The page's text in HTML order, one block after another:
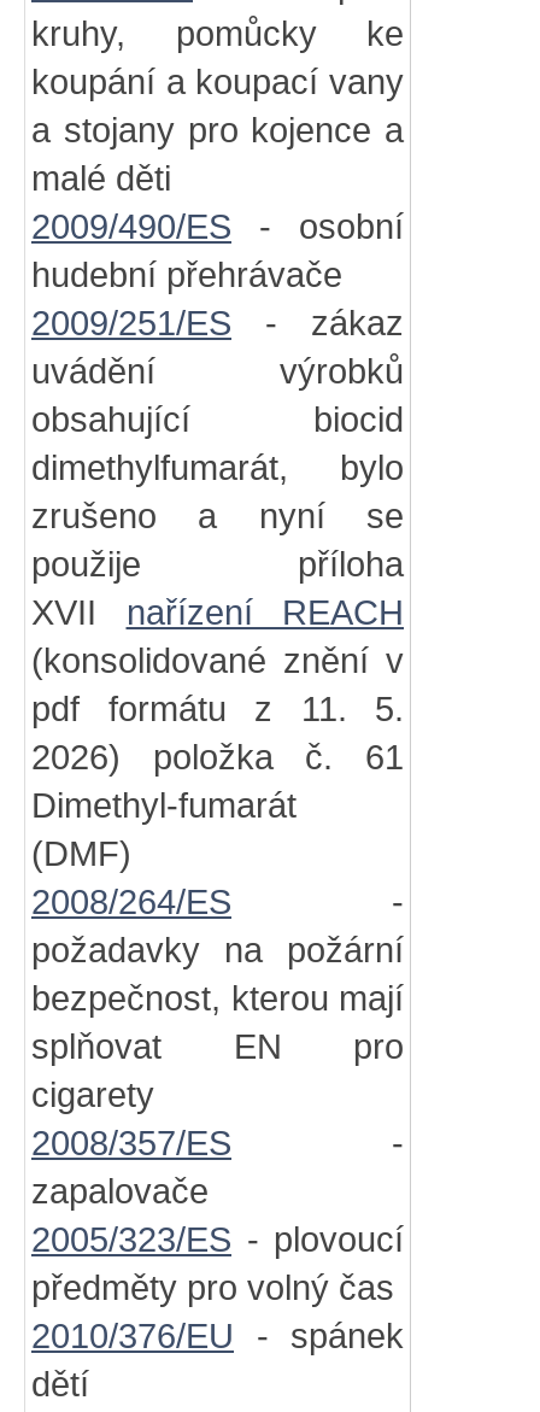
kruhy, pomůcky ke
koupání a koupací vany
a stojany pro kojence a
malé děti
2009/490/ES - osobní
hudební přehrávače
2009/251/ES - zákaz
uvádění výrobků
obsahující biocid
dimethylfumarát, bylo
zrušeno a nyní se
použije příloha
XVII nařízení REACH
(konsolidované znění v
pdf formátu z 11. 5.
2026) položka č. 61
Dimethyl-fumarát
(DMF)
2008/264/ES -
požadavky na požární
bezpečnost, kterou mají
splňovat EN pro
cigarety
2008/357/ES -
zapalovače
2005/323/ES - plovoucí
předměty pro volný čas
2010/376/EU - spánek
dětí